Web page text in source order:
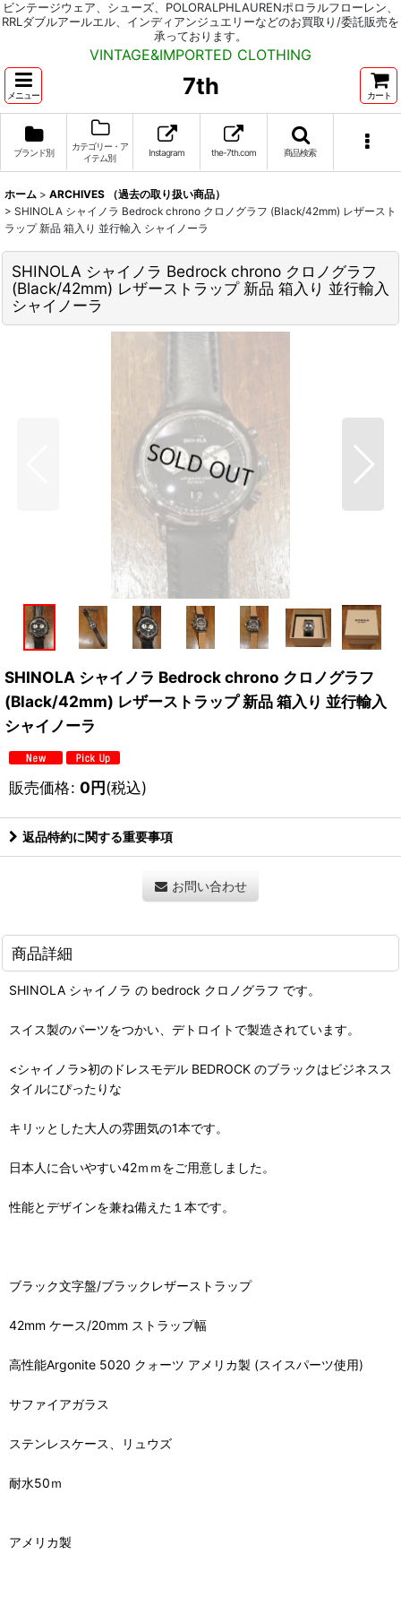
ビンテージウェア、シューズ、POLORALPHLAURENポロラルフローレン、
RRLダブルアールエル、インディアンジュエリーなどのお買取り/委託販売を
承っております。
VINTAGE&IMPORTED CLOTHING
メニュー 7th カート
ブランド別
カテゴリー・ア
イテム別
Instagram the-7th.com 商品検索
ホーム > ARCHIVES （過去の取り扱い商品）
> SHINOLA シャイノラ Bedrock chrono クロノグラフ (Black/42mm) レザースト
ラップ 新品 箱入り 並行輸入 シャイノーラ
SHINOLA シャイノラ Bedrock chrono クロノグラフ
(Black/42mm) レザーストラップ 新品 箱入り 並行輸入
シャイノーラ
SHINOLA シャイノラ Bedrock chrono クロノグラフ
(Black/42mm) レザーストラップ 新品 箱入り 並行輸入
シャイノーラ
販売価格: 0円(税込)
返品特約に関する重要事項
お問い合わせ
商品詳細
SHINOLA シャイノラ の bedrock クロノグラフ です。
スイス製のパーツをつかい、デトロイトで製造されています。
<シャイノラ>初のドレスモデル BEDROCK のブラックはビジネスス
タイルにぴったりな
キリッとした大人の雰囲気の1本です。
日本人に合いやすい42ｍｍをご用意しました。
性能とデザインを兼ね備えた１本です。
ブラック文字盤/ブラックレザーストラップ
42mm ケース/20mm ストラップ幅
高性能Argonite 5020 クォーツ アメリカ製 (スイスパーツ使用)
サファイアガラス
ステンレスケース、リュウズ
耐水50ｍ
アメリカ製